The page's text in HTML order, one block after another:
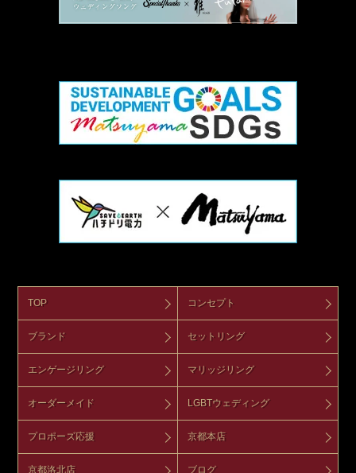
TOP コンセプト
ブランド セットリング
エンゲージリング マリッジリング
オーダーメイド LGBTウェディング
プロポーズ応援 京都本店
京都洛北店 ブログ